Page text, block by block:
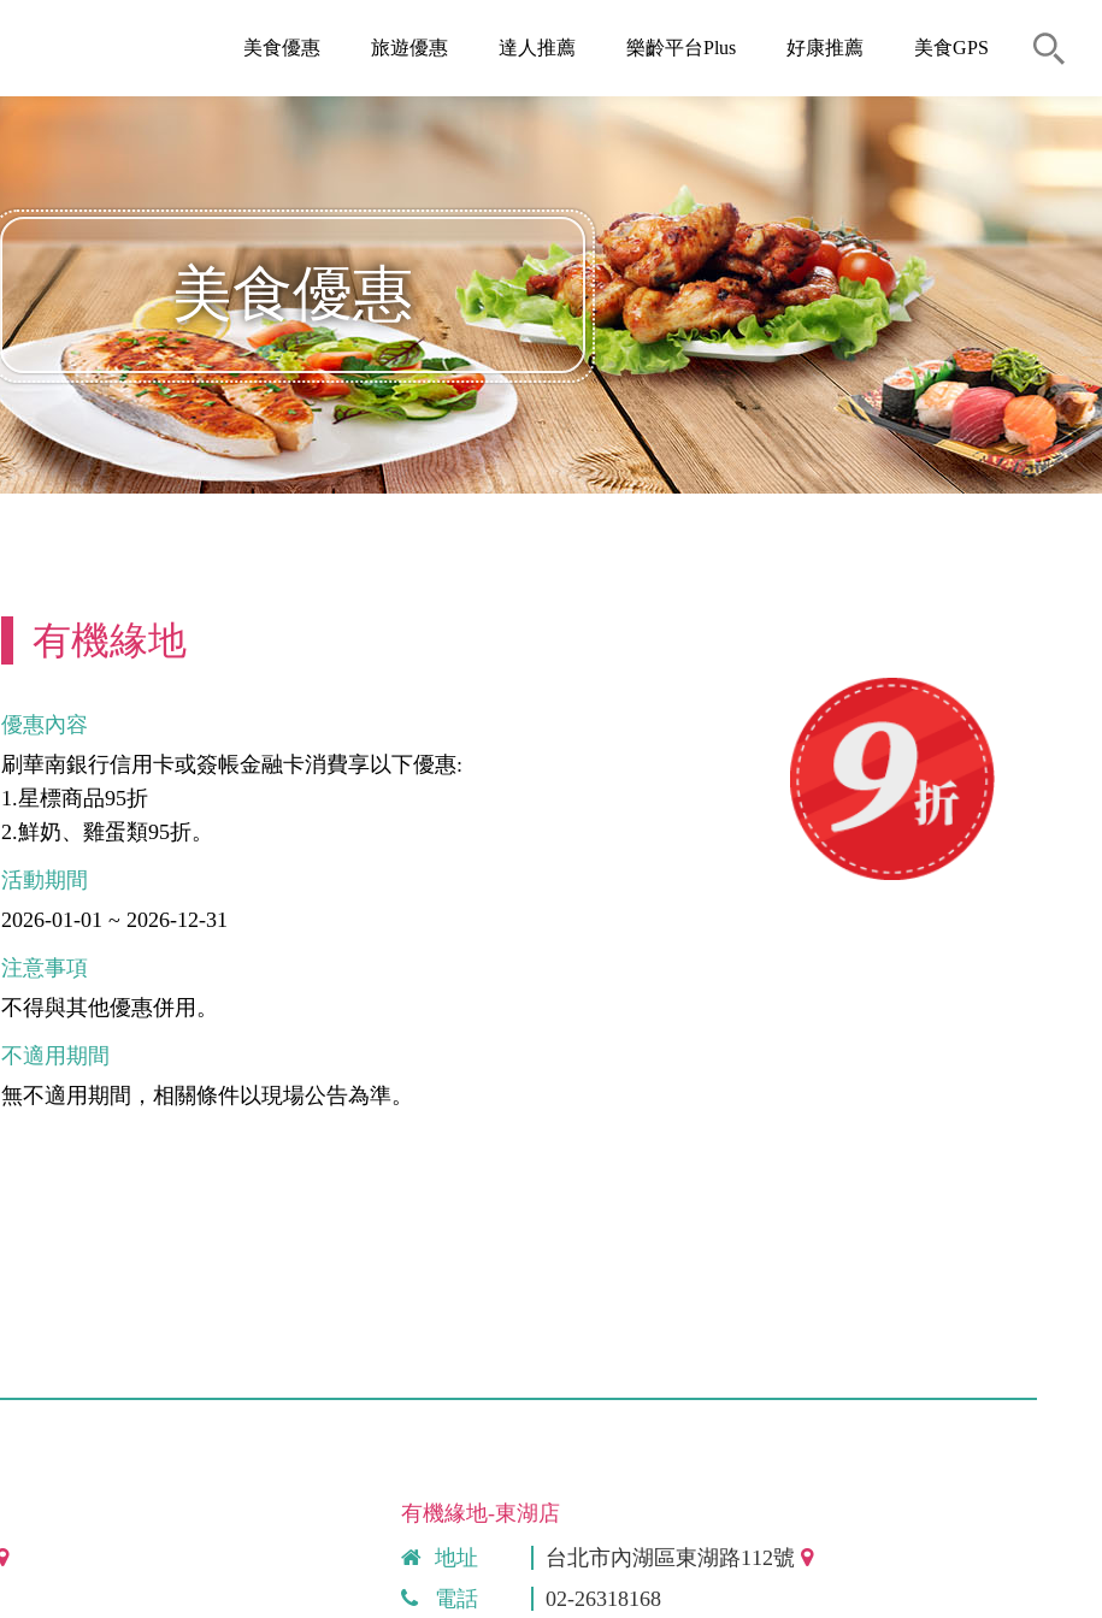
美食優惠 旅遊優惠 達人推薦 樂齡平台Plus 好康推薦 美食GPS
美食優惠
有機緣地
優惠內容
刷華南銀行信用卡或簽帳金融卡消費享以下優惠:
1.星標商品95折
2.鮮奶、雞蛋類95折。
活動期間
2026-01-01 ~ 2026-12-31
注意事項
不得與其他優惠併用。
不適用期間
無不適用期間，相關條件以現場公告為準。
有機緣地-東湖店
地址
台北市內湖區東湖路112號
電話
02-26318168